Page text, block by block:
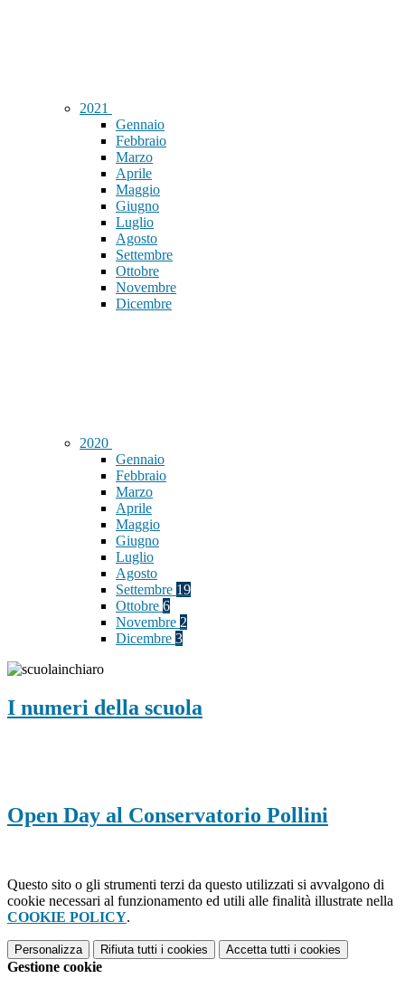
2021
Gennaio
Febbraio
Marzo
Aprile
Maggio
Giugno
Luglio
Agosto
Settembre
Ottobre
Novembre
Dicembre
2020
Gennaio
Febbraio
Marzo
Aprile
Maggio
Giugno
Luglio
Agosto
Settembre 19
Ottobre 6
Novembre 2
Dicembre 3
I numeri della scuola
Open Day al Conservatorio Pollini
Questo sito o gli strumenti terzi da questo utilizzati si avvalgono di
cookie necessari al funzionamento ed utili alle finalità illustrate nella
COOKIE POLICY.
Personalizza Rifiuta tutti i cookies Accetta tutti i cookies
Gestione cookie